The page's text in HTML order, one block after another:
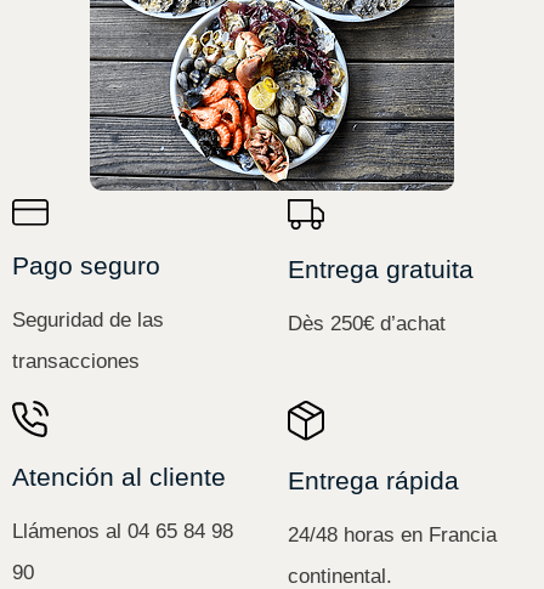
Pago seguro
Seguridad de las
transacciones
Entrega gratuita
Dès 250€ d’achat
Atención al cliente
Llámenos al 04 65 84 98
90
Entrega rápida
24/48 horas en Francia
continental.